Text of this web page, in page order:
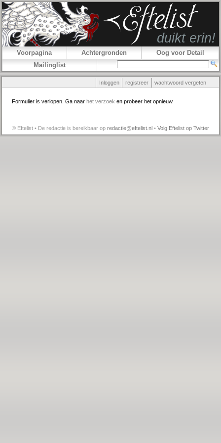
Voorpagina Achtergronden
Oog voor Detail
Mailinglist
Inloggen registreer wachtwoord vergeten
Formulier is verlopen. Ga naar het verzoek en probeer het opnieuw.
© Eftelist • De redactie is bereikbaar op redactie@eftelist.nl • Volg Eftelist op Twitter